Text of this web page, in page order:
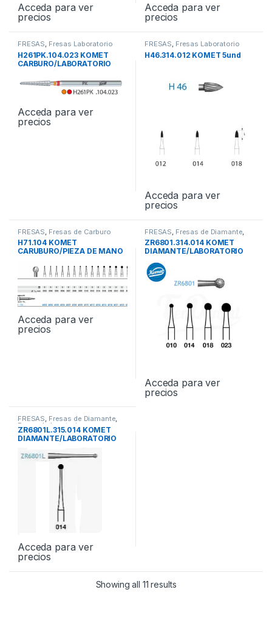
Acceda para ver
precios
Acceda para ver
precios
FRESAS Fresas Laboratorio
H261PK.104.023 KOMET
CARBURO/LABORATORIO
Acceda para ver
precios
FRESAS Fresas Laboratorio
H46.314.012 KOMET 5und
Acceda para ver
precios
FRESAS Fresas de Carburo
Tungsteno,Fresas Laboratorio
H71.104 KOMET
CARUBURO/PIEZA DE MANO
Acceda para ver
precios
FRESAS Fresas de Diamante
Fresas Laboratorio
ZR6801.314.014 KOMET
DIAMANTE/LABORATORIO
Acceda para ver
precios
FRESAS, Fresas de Diamante,
Fresas Laboratorio
ZR6801L.315.014 KOMET
DIAMANTE/LABORATORIO
Acceda para ver
precios
Showing all 11 results